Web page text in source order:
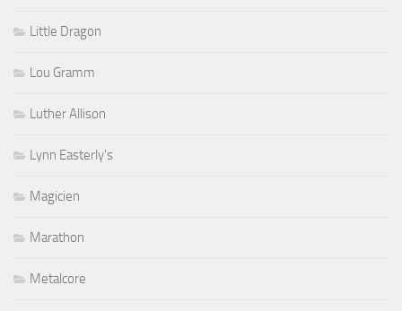
Little Dragon
Lou Gramm
Luther Allison
Lynn Easterly's
Magicien
Marathon
Metalcore